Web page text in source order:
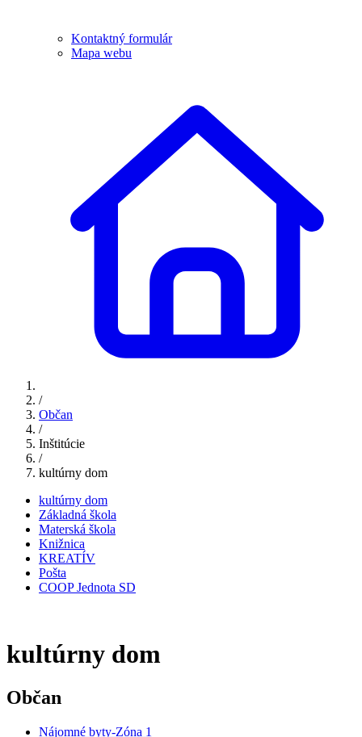
Kontaktný formulár
Mapa webu
/
Občan
/
Inštitúcie
/
kultúrny dom
kultúrny dom
Základná škola
Materská škola
Knižnica
KREATÍV
Pošta
COOP Jednota SD
kultúrny dom
Občan
Nájomné byty-Zóna 1